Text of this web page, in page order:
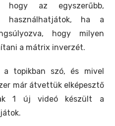
hogy az egyszerűbb,
használhatjátok, ha a
hogy milyen
a mátrix inverzét.
topikban szó, és mivel
már átvettük elképesztő
1 új videó készült a